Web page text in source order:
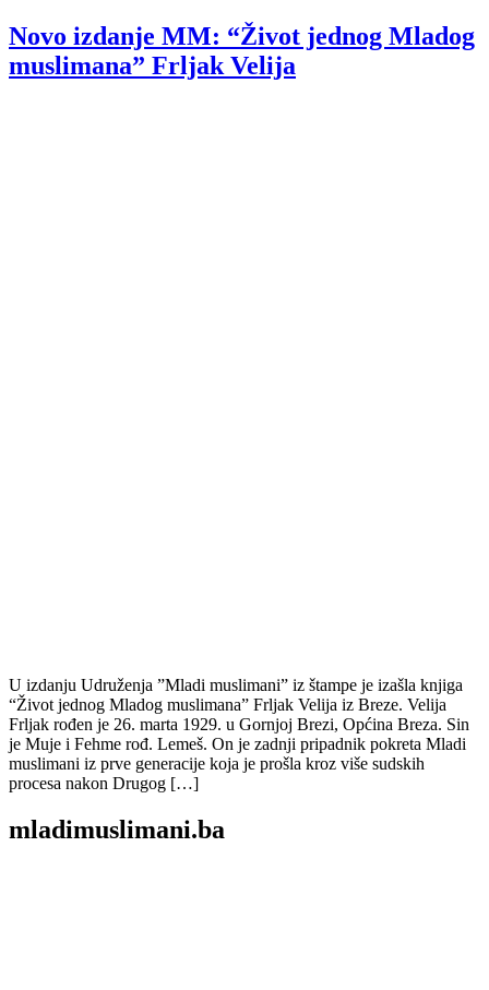
Novo izdanje MM: “Život jednog Mladog
muslimana” Frljak Velija
U izdanju Udruženja ”Mladi muslimani” iz štampe je izašla knjiga
“Život jednog Mladog muslimana” Frljak Velija iz Breze. Velija
Frljak rođen je 26. marta 1929. u Gornjoj Brezi, Općina Breza. Sin
je Muje i Fehme rođ. Lemeš. On je zadnji pripadnik pokreta Mladi
muslimani iz prve generacije koja je prošla kroz više sudskih
procesa nakon Drugog […]
mladimuslimani.ba